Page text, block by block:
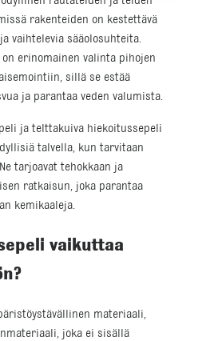
rakenteiden on kestettävä
vaihtelevia sääolosuhteita.
erinomainen valinta pihojen
sillä se estää
ja parantaa veden valumista.
ja telttakuiva hiekoitussepeli
talvella, kun tarvitaan
tarjoavat tehokkaan ja
ratkaisun, joka parantaa
kemikaaleja.
vaikuttaa
materiaali,
joka ei sisällä